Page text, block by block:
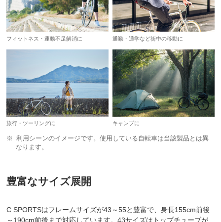
フィットネス・運動不足解消に 通勤・通学など街中の移動に
旅行・ツーリングに キャンプに
利用シーンのイメージです。使用している自転車は当該製品とは異
なります。
豊富なサイズ展開
C SPORTSはフレームサイズが43～55と豊富で、身長155cm前後
～190cm前後まで対応しています。43サイズはトップチューブが